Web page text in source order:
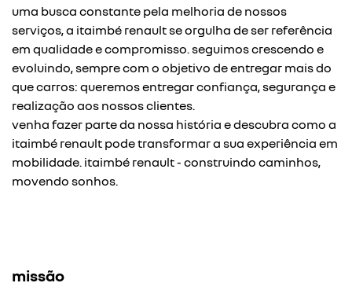
uma busca constante pela melhoria de nossos
serviços, a itaimbé renault se orgulha de ser referência
em qualidade e compromisso. seguimos crescendo e
evoluindo, sempre com o objetivo de entregar mais do
que carros: queremos entregar confiança, segurança e
realização aos nossos clientes.
venha fazer parte da nossa história e descubra como a
itaimbé renault pode transformar a sua experiência em
mobilidade. itaimbé renault - construindo caminhos,
movendo sonhos.
missão